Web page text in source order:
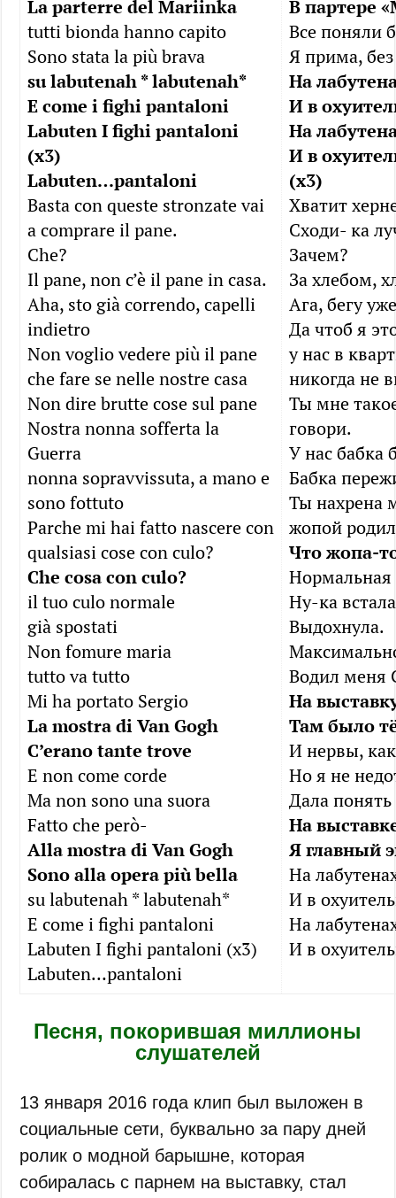
La parterre del Mariinka
tutti bionda hanno capito
Sono stata la più brava
su labutenah * labutenah*
E come i fighi pantaloni
Labuten I fighi pantaloni
(x3)
Labuten…pantaloni
Basta con queste stronzate vai
a comprare il pane.
Che?
Il pane, non c’è il pane in casa.
Aha, sto già correndo, capelli
indietro
Non voglio vedere più il pane
che fare se nelle nostre casa
Non dire brutte cose sul pane
Nostra nonna sofferta la
Guerra
nonna sopravvissuta, a mano e
sono fottuto
Parche mi hai fatto nascere con
qualsiasi cose con culo?
Che cosa con culo?
il tuo culo normale
già spostati
Non fomure maria
tutto va tutto
Mi ha portato Sergio
La mostra di Van Gogh
C’erano tante trove
E non сome corde
Ma non sono una suora
Fatto che però-
Alla mostra di Van Gogh
Sono alla opera più bella
su labutenah * labutenah*
E come i fighi pantaloni
Labuten I fighi pantaloni (x3)
Labuten…pantaloni
В партере
Все поняли
Я прима,
На
И в
На
И в
(х3)
Хватит
Сходи- ка
Зачем?
За хлебом,
Ага, бегу
Да чтоб я
у нас в
никогда не
Ты мне
говори.
У нас бабка
Бабка
Ты нахрена
жопой
Что жопа-
Ну-ка
Выдохнула.
Водил меня
На
Там было
И нервы,
Но я не
Дала понять
На
Я главный
На
И в
На
И в
Песня, покорившая миллионы
слушателей
13 января 2016 года клип был выложен в
социальные сети, буквально за пару дней
ролик о модной барышне, которая
собиралась с парнем на выставку, стал